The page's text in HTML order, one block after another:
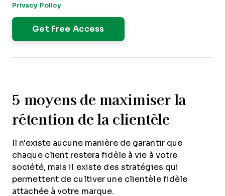
Privacy Policy
5 moyens de maximiser la
rétention de la clientèle
Il n'existe aucune manière de garantir que
chaque client restera fidèle à vie à votre
société, mais il existe des stratégies qui
permettent de cultiver une clientèle fidèle
attachée à votre marque.